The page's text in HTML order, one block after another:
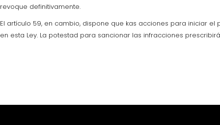
revoque definitivamente.
El artículo 59, en cambio, dispone que kas acciones para iniciar
en esta Ley. La potestad para sancionar las infracciones